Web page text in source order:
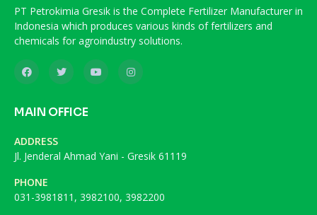
PT Petrokimia Gresik is the Complete Fertilizer Manufacturer in
Indonesia which produces various kinds of fertilizers and
chemicals for agroindustry solutions.
MAIN OFFICE
ADDRESS
Jl. Jenderal Ahmad Yani - Gresik 61119
PHONE
031-3981811, 3982100, 3982200